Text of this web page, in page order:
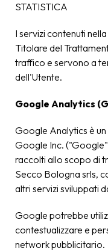
STATISTICA
I servizi contenuti
Titolare del
traffico e servono a
dell'Utente.
Google Analytics
Google Analytics è
Google Inc.
raccolti allo scopo di
Secco Bologna srls,
altri servizi sviluppati
Google potrebbe
contestualizzare e
network pubblicitario.